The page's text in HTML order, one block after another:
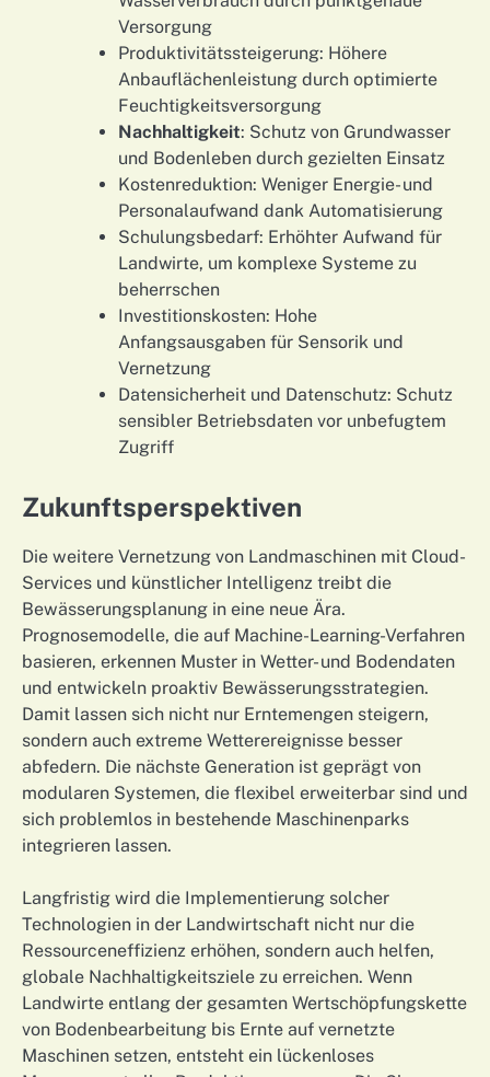
Versorgung
Produktivitätssteigerung: Höhere
Anbauflächenleistung durch optimierte
Feuchtigkeitsversorgung
Nachhaltigkeit: Schutz von Grundwasser
und Bodenleben durch gezielten Einsatz
Kostenreduktion: Weniger Energie- und
Personalaufwand dank Automatisierung
Schulungsbedarf: Erhöhter Aufwand für
Landwirte, um komplexe Systeme zu
beherrschen
Investitionskosten: Hohe
Anfangsausgaben für Sensorik und
Vernetzung
Datensicherheit und Datenschutz: Schutz
sensibler Betriebsdaten vor unbefugtem
Zugriff
Zukunftsperspektiven
Die weitere Vernetzung von Landmaschinen mit Cloud-
Services und künstlicher Intelligenz treibt die
Bewässerungsplanung in eine neue Ära.
Prognosemodelle, die auf Machine-Learning-Verfahren
basieren, erkennen Muster in Wetter- und Bodendaten
und entwickeln proaktiv Bewässerungsstrategien.
Damit lassen sich nicht nur Erntemengen steigern,
sondern auch extreme Wetterereignisse besser
abfedern. Die nächste Generation ist geprägt von
modularen Systemen, die flexibel erweiterbar sind und
sich problemlos in bestehende Maschinenparks
integrieren lassen.
Langfristig wird die Implementierung solcher
Technologien in der Landwirtschaft nicht nur die
Ressourceneffizienz erhöhen, sondern auch helfen,
globale Nachhaltigkeitsziele zu erreichen. Wenn
Landwirte entlang der gesamten Wertschöpfungskette
von Bodenbearbeitung bis Ernte auf vernetzte
Maschinen setzen, entsteht ein lückenloses